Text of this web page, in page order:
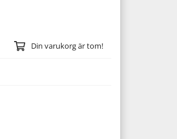
Din varukorg är tom!